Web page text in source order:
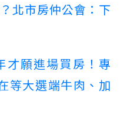
北市房仲公會：下
才願進場買房！專
等大選端牛肉、加